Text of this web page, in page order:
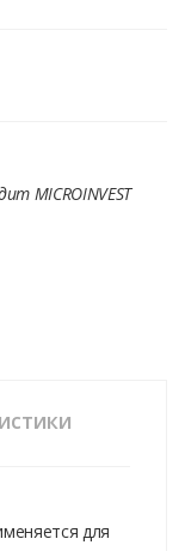
MICROINVEST
для